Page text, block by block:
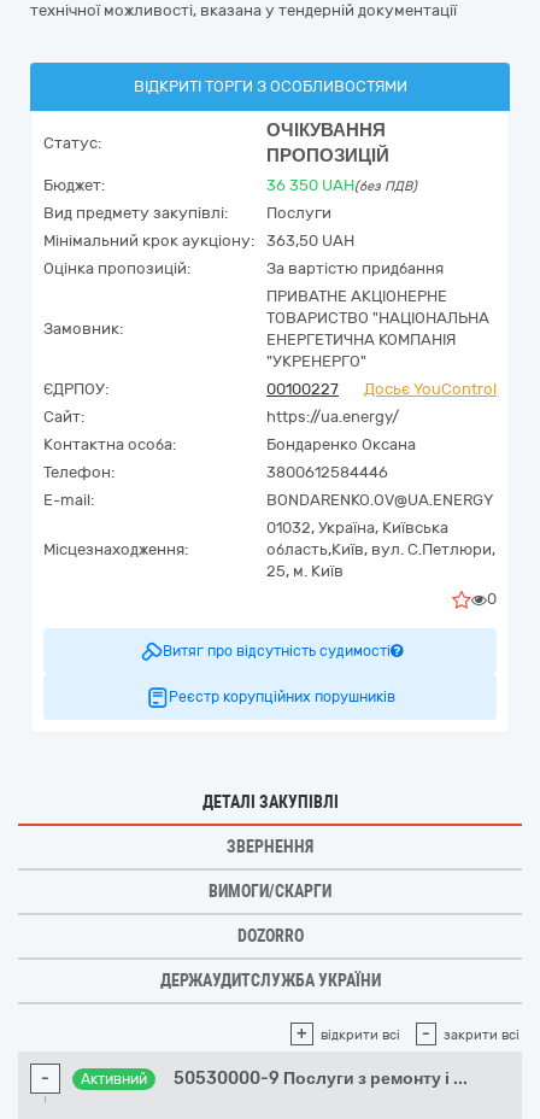
технічної можливості, вказана у тендерній документації
ВІДКРИТІ ТОРГИ З ОСОБЛИВОСТЯМИ
Статус:
ОЧІКУВАННЯ
ПРОПОЗИЦІЙ
Бюджет: 36 350 UAH(без ПДВ)
Вид предмету закупівлі:
Послуги
Мінімальний крок аукціону:
363,50 UAH
Оцінка пропозицій:
За вартістю придбання
Замовник:
ПРИВАТНЕ АКЦІОНЕРНЕ
ТОВАРИСТВО "НАЦІОНАЛЬНА
ЕНЕРГЕТИЧНА КОМПАНІЯ
"УКРЕНЕРГО"
ЄДРПОУ:
00100227
Досьє YouControl
Сайт:
https://ua.energy/
Контактна особа:
Бондаренко Оксана
Телефон:
3800612584446
E-mail:
BONDARENKO.OV@UA.ENERGY
Місцезнаходження:
01032, Україна, Київська
область,Київ, вул. С.Петлюри,
25, м. Київ
0
Витяг про відсутність судимості
Реєстр корупційних порушників
ДЕТАЛІ ЗАКУПІВЛІ
ЗВЕРНЕННЯ
ВИМОГИ/СКАРГИ
DOZORRO
ДЕРЖАУДИТСЛУЖБА УКРАЇНИ
+ відкрити всі - закрити всі
- Активний 50530000-9 Послуги з ремонту і ...